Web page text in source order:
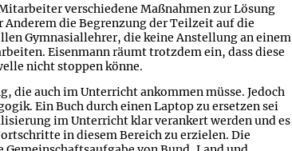
verschiedene Maßnahmen zur Lösung
die Begrenzung der Teilzeit auf die
Gymnasiallehrer, die keine Anstellung an einem
Eisenmann räumt trotzdem ein, dass diese
nicht stoppen könne.
die auch im Unterricht ankommen müsse. Jedoch
Ein Buch durch einen Laptop zu ersetzen sei
im Unterricht klar verankert werden und es
in diesem Bereich zu erzielen. Die